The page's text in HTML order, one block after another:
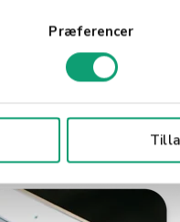
Præferencer